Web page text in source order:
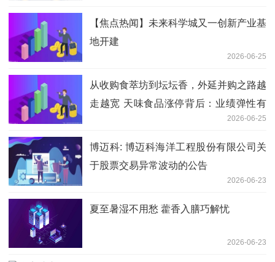
【焦点热闻】未来科学城又一创新产业基
地开建
2026-06-25
从收购食萃坊到坛坛香，外延并购之路越
走越宽 天味食品涨停背后：业绩弹性有
2026-06-25
博迈科: 博迈科海洋工程股份有限公司关
于股票交易异常波动的公告
2026-06-23
夏至暑湿不用愁 藿香入膳巧解忧
2026-06-23